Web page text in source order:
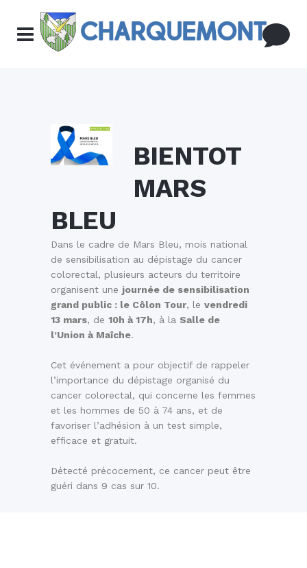
BIENTOT
MARS
BLEU
Dans le cadre de Mars Bleu, mois national
de sensibilisation au dépistage du cancer
colorectal, plusieurs acteurs du territoire
organisent une journée de sensibilisation
grand public : le Côlon Tour, le vendredi
13 mars, de 10h à 17h, à la Salle de
l’Union à Maîche.
Cet événement a pour objectif de rappeler
l’importance du dépistage organisé du
cancer colorectal, qui concerne les femmes
et les hommes de 50 à 74 ans, et de
favoriser l’adhésion à un test simple,
efficace et gratuit.
Détecté précocement, ce cancer peut être
guéri dans 9 cas sur 10.